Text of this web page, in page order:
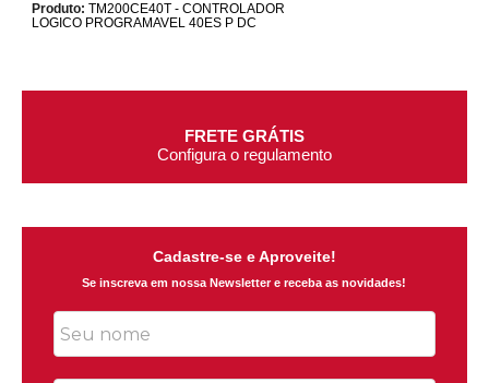
Produto: TM200CE40T - CONTROLADOR
LOGICO PROGRAMAVEL 40ES P DC
FRETE GRÁTIS
Configura o regulamento
Cadastre-se e Aproveite!
Se inscreva em nossa Newsletter e receba as novidades!